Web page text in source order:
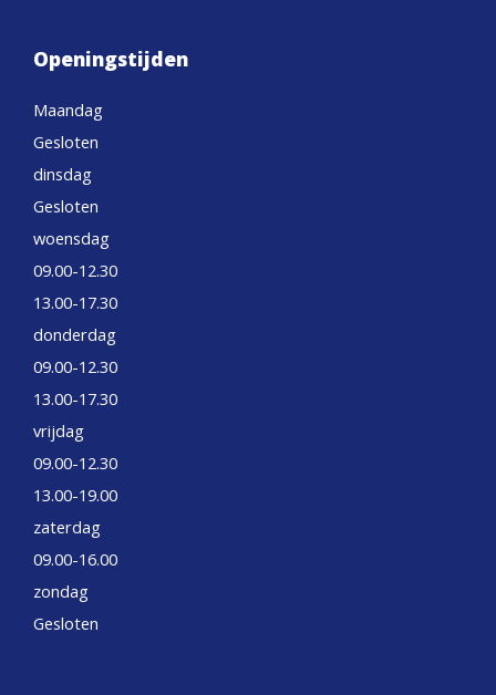
Openingstijden
Maandag
Gesloten
dinsdag
Gesloten
woensdag
09.00-12.30
13.00-17.30
donderdag
09.00-12.30
13.00-17.30
vrijdag
09.00-12.30
13.00-19.00
zaterdag
09.00-16.00
zondag
Gesloten